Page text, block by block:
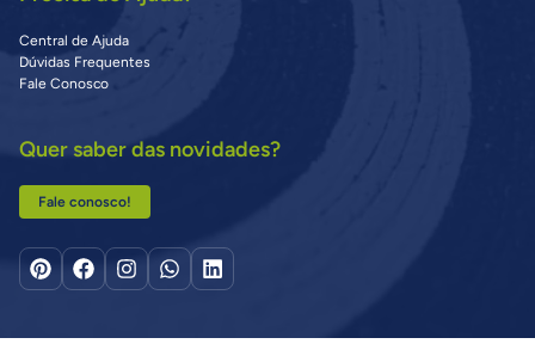
Central de Ajuda
Dúvidas Frequentes
Fale Conosco
Quer saber das novidades?
Fale conosco!